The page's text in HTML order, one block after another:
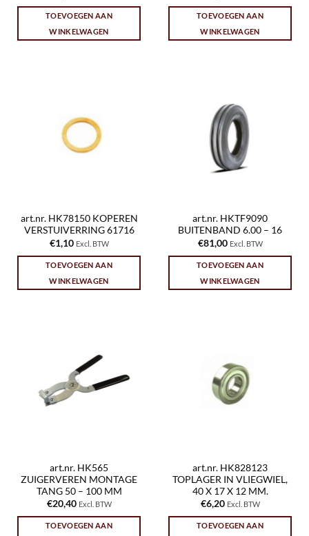
TOEVOEGEN AAN
WINKELWAGEN
TOEVOEGEN AAN
WINKELWAGEN
art.nr. HK78150 KOPEREN
VERSTUIVERRING 61716
€1,10 Excl. BTW
TOEVOEGEN AAN
WINKELWAGEN
art.nr. HKTF9090
BUITENBAND 6.00 – 16
€81,00 Excl. BTW
TOEVOEGEN AAN
WINKELWAGEN
art.nr. HK565
ZUIGERVEREN MONTAGE
TANG 50 – 100 MM
€20,40 Excl. BTW
TOEVOEGEN AAN
art.nr. HK828123
TOPLAGER IN VLIEGWIEL,
40 X 17 X 12 MM.
€6,20 Excl. BTW
TOEVOEGEN AAN